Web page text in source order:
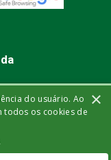
Miguel de Frias, 150 -
| CNPJ: 32.561.144/0001-
© 2021 bisturi.com.br.
×
do usuário. Ao
todos os cookies de